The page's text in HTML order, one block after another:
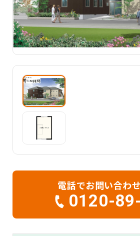
電話でお問い合わせ
0120-